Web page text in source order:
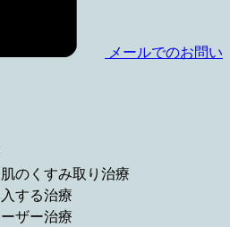
メールでのお問い
のくすみ取り治療
する治療
ザー治療